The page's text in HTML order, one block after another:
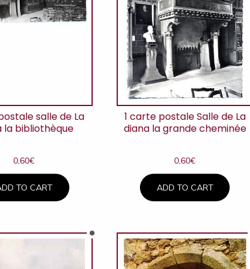
salle de La
la bibliothèque
0,60€
TO CART
1 carte postale Salle de La
diana la grande cheminée
0,60€
ADD TO CART